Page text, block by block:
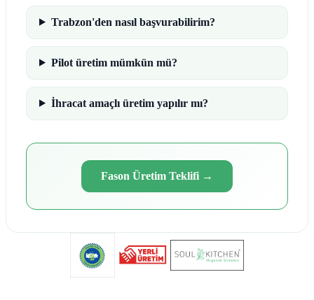
Trabzon'den nasıl başvurabilirim?
Pilot üretim mümkün mü?
İhracat amaçlı üretim yapılır mı?
Fason Üretim Teklifi →